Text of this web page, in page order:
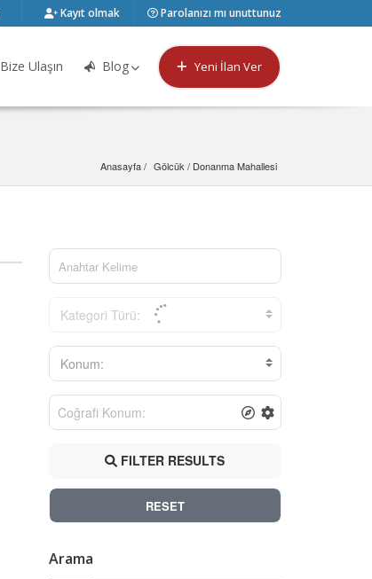
Kayıt olmak Parolanızı mı unuttunuz
Bize Ulaşın Blog Yeni İlan Ver
Anasayfa Gölcük / Donanma Mahallesi
Kategori Türü:
Konum:
FILTER RESULTS
RESET
Arama